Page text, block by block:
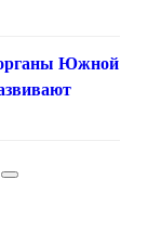
органы Южной